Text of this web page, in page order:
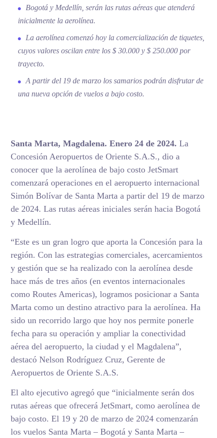
Bogotá y Medellín, serán las rutas aéreas que atenderá
inicialmente la aerolínea.
La aerolínea comenzó hoy la comercialización de tiquetes,
cuyos valores oscilan entre los $ 30.000 y $ 250.000 por
trayecto.
A partir del 19 de marzo los samarios podrán disfrutar de
una nueva opción de vuelos a bajo costo.
Santa Marta, Magdalena. Enero 24 de 2024.La
Concesión Aeropuertos de Oriente S.A.S., dio a
conocer que la aerolínea de bajo costo JetSmart
comenzará operaciones en el aeropuerto internacional
Simón Bolívar de Santa Marta a partir del 19 de marzo
de 2024. Las rutas aéreas iniciales serán hacia Bogotá
y Medellín.
“Este es un gran logro que aporta la Concesión para la
región. Con las estrategias comerciales, acercamientos
y gestión que se ha realizado con la aerolínea desde
hace más de tres años (en eventos internacionales
como Routes Americas), logramos posicionar a Santa
Marta como un destino atractivo para la aerolínea. Ha
sido un recorrido largo que hoy nos permite ponerle
fecha para su operación y ampliar la conectividad
aérea del aeropuerto, la ciudad y el Magdalena”,
destacó Nelson Rodríguez Cruz, Gerente de
Aeropuertos de Oriente S.A.S.
El alto ejecutivo agregó que “inicialmente serán dos
rutas aéreas que ofrecerá JetSmart, como aerolínea de
bajo costo. El 19 y 20 de marzo de 2024 comenzarán
los vuelos Santa Marta – Bogotá y Santa Marta –